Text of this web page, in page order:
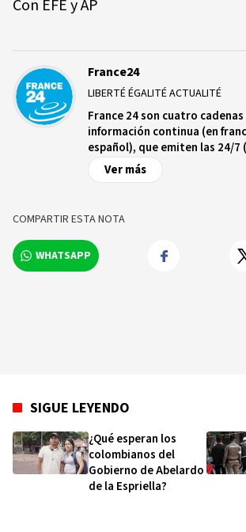
Con EFE y AP
France24
LIBERTÉ ÉGALITÉ ACTUALITÉ
France 24 son cuatro
información continua (en
español), que emiten las 24/7
para la cadena en español) en
hogares en los 5 continentes.
Ver más
COMPARTIR ESTA NOTA
WHATSAPP
SIGUE LEYENDO
¿Qué esperan los
colombianos del
Gobierno de Abelardo
de la Espriella?